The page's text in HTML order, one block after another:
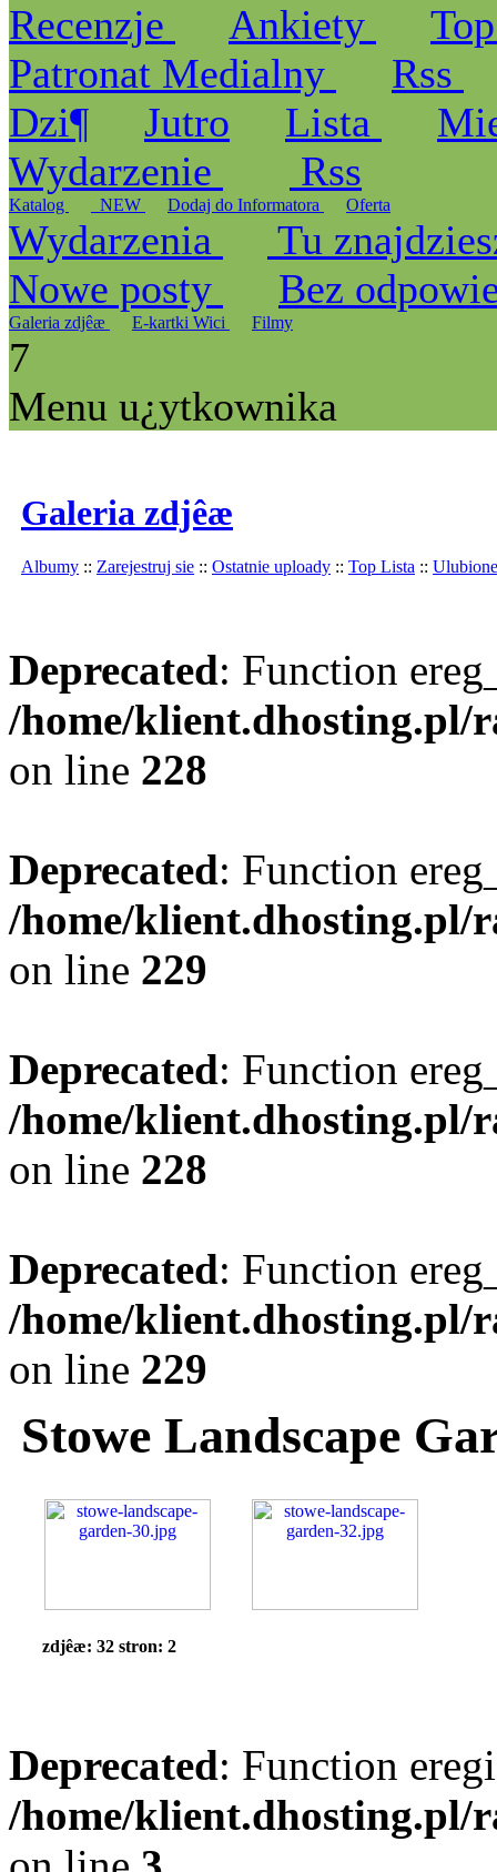
Recenzje
Ankiety
Patronat Medialny
Rss
Dzi¶
Jutro Lista
Wydarzenie
Rss
Katalog _NEW Dodaj do Informatora Oferta
Wydarzenia
Tu
Nowe posty
Bez
Galeria zdjêæ E-kartki Wici Filmy
7
Menu u¿ytkownika
Galeria zdjêæ
Albumy :: Zarejestruj sie :: Ostatnie uploady :: Top Lista :: Ulubione
Deprecated: Function
/home/klient.dhosting.pl/
on line 228
Deprecated: Function
/home/klient.dhosting.pl/
on line 229
Deprecated: Function
/home/klient.dhosting.pl/
on line 228
Deprecated: Function
/home/klient.dhosting.pl/
on line 229
Stowe Landscape
zdjêæ: 32 stron: 2
Deprecated: Function
/home/